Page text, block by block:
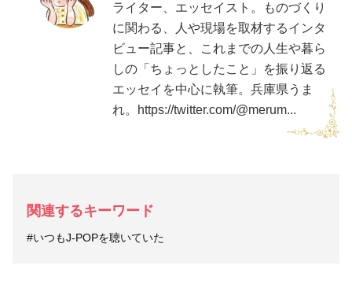
ライター、エッセイスト。ものづくり
に関わる、人や現場を取材するインタ
ビュー記事と、これまでの人生や暮ら
しの「ちょっとしたこと」を振り返る
エッセイを中心に執筆。兵庫県うま
れ。https://twitter.com/@merum...
関連するキーワード
#いつもJ-POPを聴いていた